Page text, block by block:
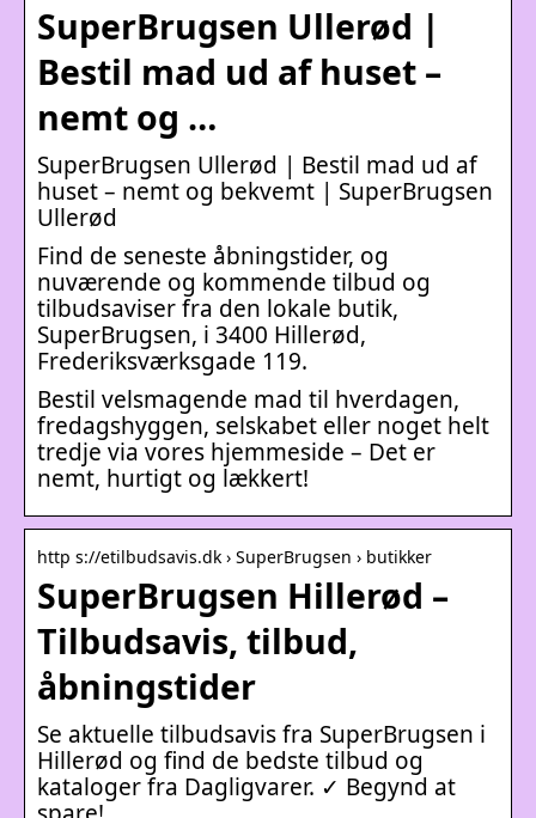
SuperBrugsen Ullerød |
Bestil mad ud af huset –
nemt og …
SuperBrugsen Ullerød | Bestil mad ud af
huset – nemt og bekvemt | SuperBrugsen
Ullerød
Find de seneste åbningstider, og
nuværende og kommende tilbud og
tilbudsaviser fra den lokale butik,
SuperBrugsen, i 3400 Hillerød,
Frederiksværksgade 119.
Bestil velsmagende mad til hverdagen,
fredagshyggen, selskabet eller noget helt
tredje via vores hjemmeside – Det er
nemt, hurtigt og lækkert!
http s://etilbudsavis.dk › SuperBrugsen › butikker
SuperBrugsen Hillerød –
Tilbudsavis, tilbud,
åbningstider
Se aktuelle tilbudsavis fra SuperBrugsen i
Hillerød og find de bedste tilbud og
kataloger fra Dagligvarer. ✓ Begynd at